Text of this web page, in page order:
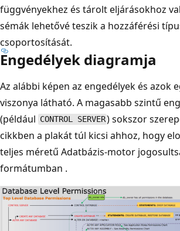
függvényekhez és tárolt eljárásokhoz
sémák lehetővé teszik a hozzáférési
csoportosítását.
Engedélyek diagramja
Az alábbi képen az engedélyek és azok
viszonya látható. A magasabb szintű
(például CONTROL SERVER) sokszor
cikkben a plakát túl kicsi ahhoz, hogy
teljes méretű Adatbázis-motor
formátumban .